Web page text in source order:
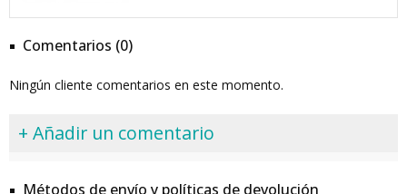
Comentarios (0)
Ningún cliente comentarios en este momento.
+ Añadir un comentario
Métodos de envío y políticas de devolución